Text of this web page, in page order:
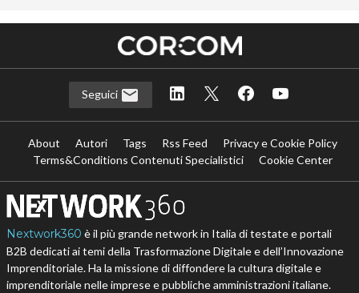
Seguici
About Autori Tags Rss Feed
Privacy e Cookie Policy
Terms&Conditions Contenuti Specialistici
Cookie Center
Nextwork360 è il più grande network in Italia di testate e portali
B2B dedicati ai temi della Trasformazione Digitale e dell’Innovazione
Imprenditoriale. Ha la missione di diffondere la cultura digitale e
imprenditoriale nelle imprese e pubbliche amministrazioni italiane.